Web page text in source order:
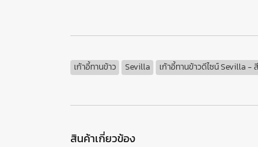
เก้าอี้ทานข้าว Sevilla เก้าอี้ทานข้าวดีไซน์ Sevilla -
สินค้าเกี่ยวข้อง